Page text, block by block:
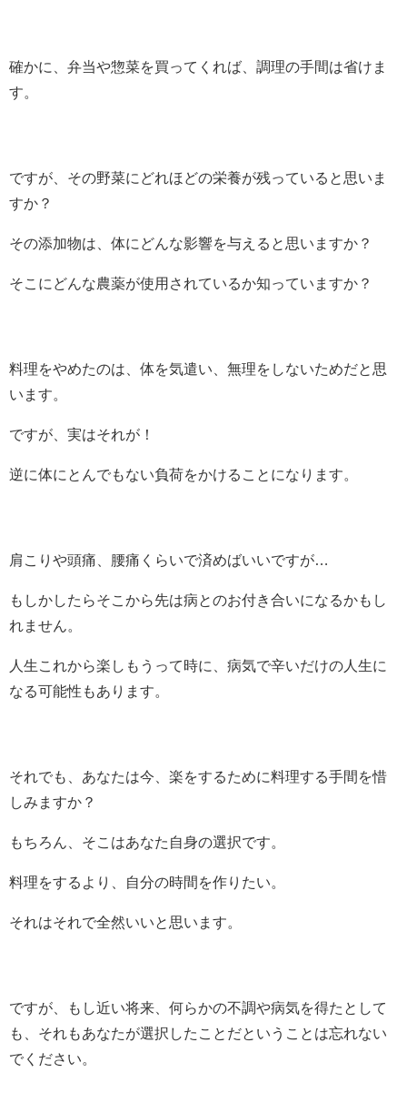
確かに、弁当や惣菜を買ってくれば、調理の手間は省けま
す。
ですが、その野菜にどれほどの栄養が残っていると思いま
すか？
その添加物は、体にどんな影響を与えると思いますか？
そこにどんな農薬が使用されているか知っていますか？
料理をやめたのは、体を気遣い、無理をしないためだと思
います。
ですが、実はそれが！
逆に体にとんでもない負荷をかけることになります。
肩こりや頭痛、腰痛くらいで済めばいいですが…
もしかしたらそこから先は病とのお付き合いになるかもし
れません。
人生これから楽しもうって時に、病気で辛いだけの人生に
なる可能性もあります。
それでも、あなたは今、楽をするために料理する手間を惜
しみますか？
もちろん、そこはあなた自身の選択です。
料理をするより、自分の時間を作りたい。
それはそれで全然いいと思います。
ですが、もし近い将来、何らかの不調や病気を得たとして
も、それもあなたが選択したことだということは忘れない
でください。